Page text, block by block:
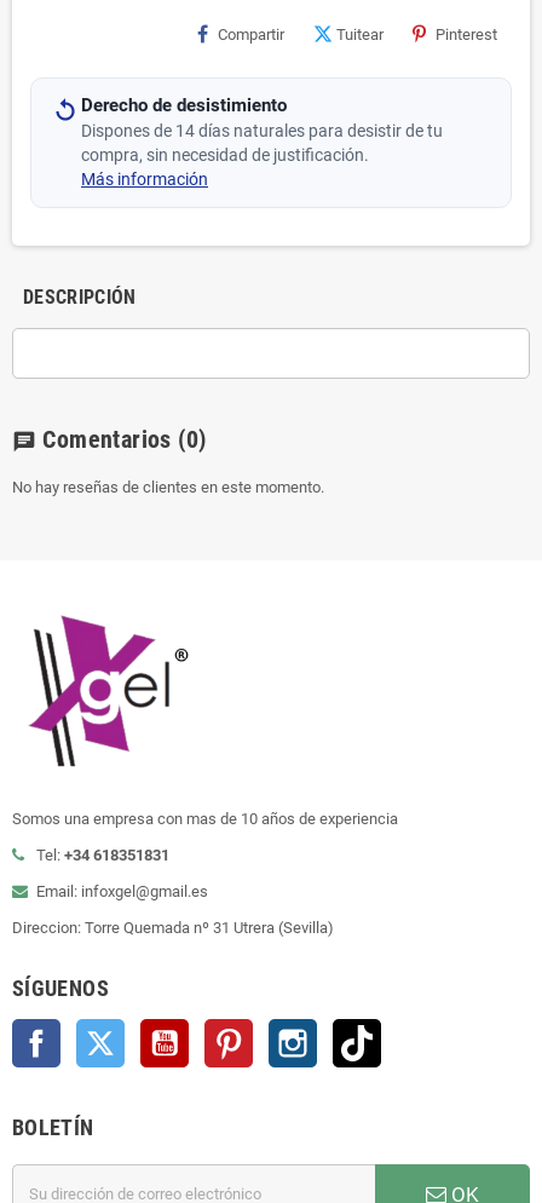
Compartir Tuitear Pinterest
Derecho de desistimiento
Dispones de 14 días naturales para desistir de tu
compra, sin necesidad de justificación.
Más información
DESCRIPCIÓN
chat Comentarios (0)
No hay reseñas de clientes en este momento.
Somos una empresa con mas de 10 años de experiencia
Tel: +34 618351831
Email: infoxgel@gmail.es
Direccion: Torre Quemada nº 31 Utrera (Sevilla)
SÍGUENOS
Facebook Twitter YouTube Pinterest Instagram
BOLETÍN
OK